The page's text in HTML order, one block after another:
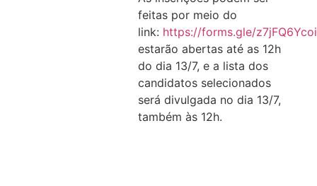
feitas por meio do
link: https://forms.gle/
estarão abertas até as 12h
do dia 13/7, e a lista dos
candidatos selecionados
será divulgada no dia 13/7,
também às 12h.